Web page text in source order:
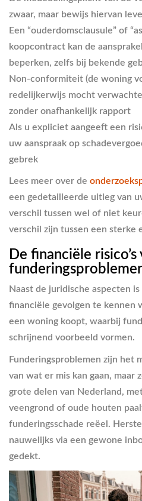
zwaar, maar bewijs hiervan
Een “ouderdomsclausule” of
koopcontract kan de
beperken, zelfs bij bekende
Non-conformiteit (de woning
redelijkerwijs mocht
zonder onafhankelijk rapport
Als u expliciet aangeeft een
uw aanspraak op
gebrek
Lees meer over de
een gedetailleerde uitleg van
verschil tussen wel of niet
verschil zijn tussen een sterke
De financiële
Naast de juridische aspecten
financiële gevolgen te kennen
een woning koopt, waarbij
schrijnend voorbeeld vormen.
Funderingsproblemen zijn het
van wat er mis kan gaan, maar
grote delen van Nederland,
veengrond of oude houten
funderingsschade reëel.
nauwelijks via een gewone
gedekt.